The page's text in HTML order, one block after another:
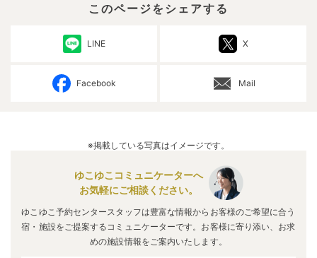
このページをシェアする
LINE X
Facebook Mail
※掲載している写真はイメージです。
ゆこゆこコミュニケーターへ
お気軽にご相談ください。
ゆこゆこ予約センタースタッフは豊富な情報からお客様のご希望に合う
宿・施設をご提案するコミュニケーターです。お客様に寄り添い、お求
めの施設情報をご案内いたします。